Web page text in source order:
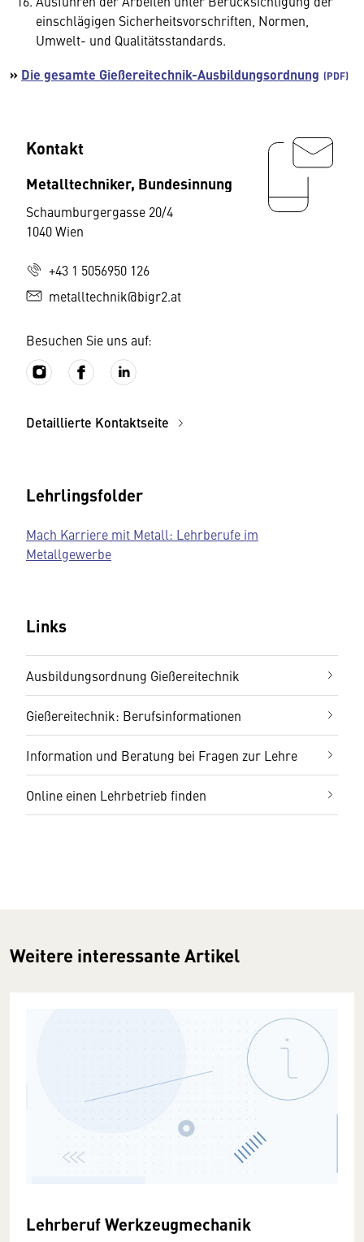
einschlägigen Sicherheitsvorschriften, Normen,
Umwelt- und Qualitätsstandards.
» Die gesamte Gießereitechnik-Ausbildungsordnung
Kontakt
Metalltechniker, Bundesinnung
Schaumburgergasse 20/4
1040 Wien
+43 1 5056950 126
metalltechnik@bigr2.at
Besuchen Sie uns auf:
Detaillierte Kontaktseite
Lehrlingsfolder
Mach Karriere mit Metall: Lehrberufe im
Metallgewerbe
Links
Ausbildungsordnung Gießereitechnik
Gießereitechnik: Berufsinformationen
Information und Beratung bei Fragen zur Lehre
Online einen Lehrbetrieb finden
Weitere interessante Artikel
Lehrberuf Werkzeugmechanik